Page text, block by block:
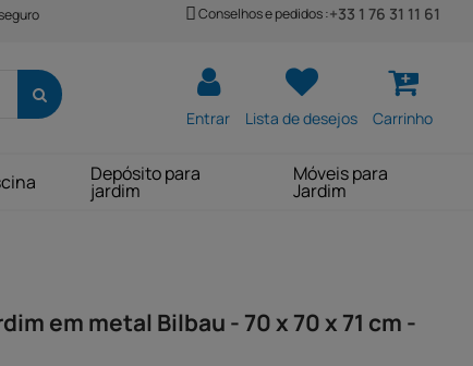
Conselhos e pedidos :+33 1 76 31 11 61
Entrar Lista de desejos Carrinho
Depósito para
jardim
Móveis para
Jardim
em metal Bilbau - 70 x 70 x 71 cm -